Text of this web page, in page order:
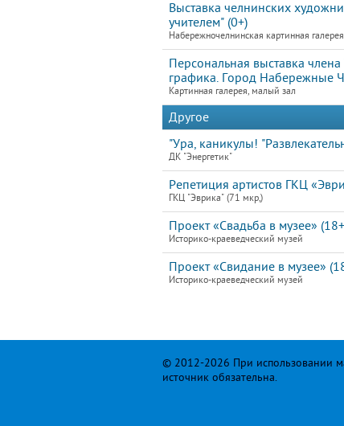
Выставка челнинских
учителем" (0+)
Набережночелнинская картинная
Персональная выставка
графика. Город Набережные
Картинная галерея, малый зал
Другое
"Ура, каникулы!
ДК "Энергетик"
Репетиция артистов ГКЦ
ГКЦ "Эврика" (71 мкр,)
Проект «Свадьба в музее»
Историко-краеведческий музей
Проект «Свидание в музее»
Историко-краеведческий музей
© 2012-2026 При использовании
источник обязательна.